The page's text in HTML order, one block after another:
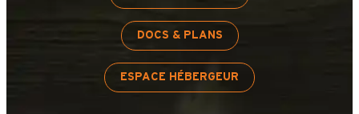
DOCS & PLANS
ESPACE HÉBERGEUR